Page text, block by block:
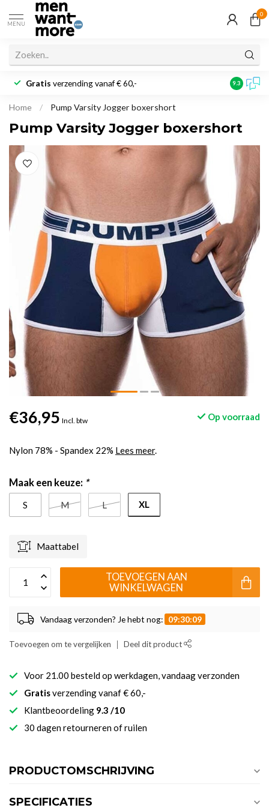
MENU
0
Gratis verzending vanaf € 60,- 9.3
Home / Pump Varsity Jogger boxershort
Pump Varsity Jogger boxershort
€36,95 Incl. btw Op voorraad
Nylon 78% - Spandex 22% Lees meer.
Maak een keuze: *
S M L XL
Maattabel
TOEVOEGEN AAN
WINKELWAGEN
Vandaag verzonden? Je hebt nog: 09:30:09
Toevoegen om te vergelijken Deel dit product
Voor 21.00 besteld op werkdagen, vandaag verzonden
Gratisverzending vanaf € 60,-
Klantbeoordeling 9.3 /10
30 dagen retourneren of ruilen
PRODUCTOMSCHRIJVING
SPECIFICATIES